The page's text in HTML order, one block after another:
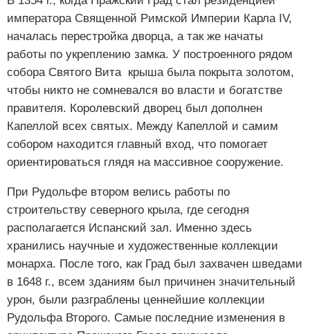
императора Священной Римской Империи Карла IV,
началась перестройка дворца, а так же начаты
работы по укреплению замка. У построенного рядом
собора Святого Вита крыша была покрыта золотом,
чтобы никто не сомневался во власти и богатстве
правителя. Королевский дворец был дополнен
Капеллой всех святых. Между Капеллой и самим
собором находится главный вход, что помогает
ориентироваться глядя на массивное сооружение.
При Рудольфе втором велись работы по
строительству северного крыла, где сегодня
располагается Испанский зал. Именно здесь
хранились научные и художественные коллекции
монарха. После того, как Град был захвачен шведами
в 1648 г., всем зданиям был причинен значительный
урон, были разграблены ценнейшие коллекции
Рудольфа Второго. Самые последние изменения в